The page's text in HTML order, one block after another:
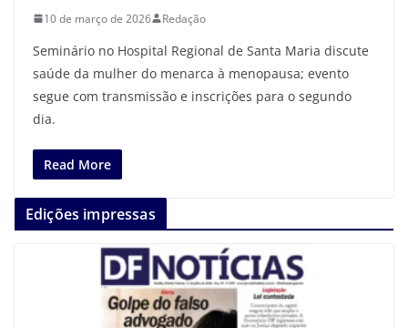
10 de março de 2026 Redação
Seminário no Hospital Regional de Santa Maria discute
saúde da mulher do menarca à menopausa; evento
segue com transmissão e inscrições para o segundo
dia.
Read More
Edições impressas